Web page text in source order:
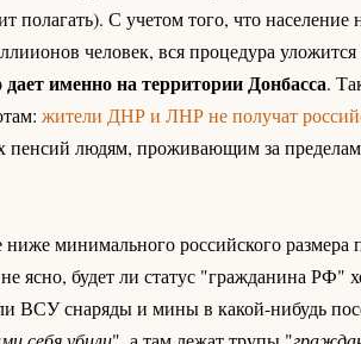
полагать). С учетом того, что
человек, вся процедура уложится
именно на территории Донбасса.
жители ДНР и ЛНР не получат
пенсий людям, проживающим за
минимального российского размера
будет ли статус "гражданина РФ"
ВСУ снаряды и мины в какой-нибудь